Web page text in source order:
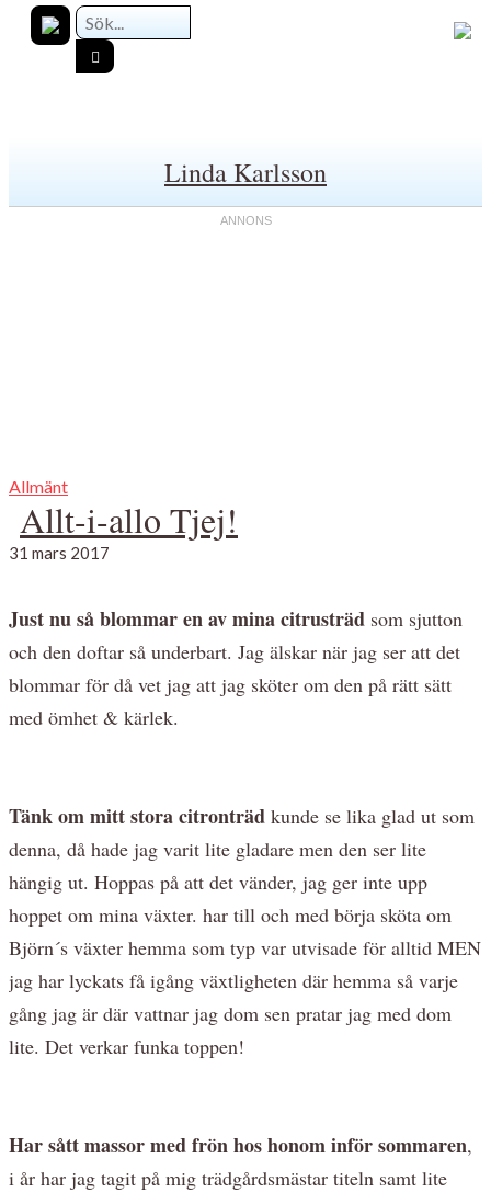
Linda Karlsson
Allmänt
Allt-i-allo Tjej!
31 mars 2017
Just nu så blommar en av mina citrusträd som sjutton
och den doftar så underbart. Jag älskar när jag ser att det
blommar för då vet jag att jag sköter om den på rätt sätt
med ömhet & kärlek.
Tänk om mitt stora citronträd kunde se lika glad ut som
denna, då hade jag varit lite gladare men den ser lite
hängig ut. Hoppas på att det vänder, jag ger inte upp
hoppet om mina växter. har till och med börja sköta om
Björn´s växter hemma som typ var utvisade för alltid MEN
jag har lyckats få igång växtligheten där hemma så varje
gång jag är där vattnar jag dom sen pratar jag med dom
lite. Det verkar funka toppen!
Har sått massor med frön hos honom inför sommaren,
i år har jag tagit på mig trädgårdsmästar titeln samt lite